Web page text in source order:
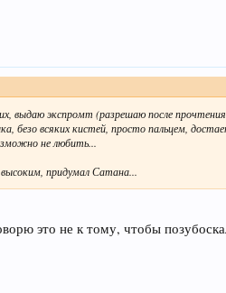
выдаю экспромт (разрешаю после
всяких кистей, просто пальцем,
не любить...
придумал Сатана...
это не к тому, чтобы